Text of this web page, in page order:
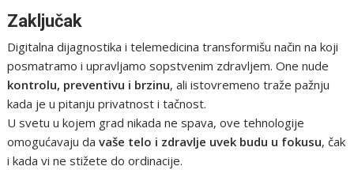
Zaključak
Digitalna dijagnostika i telemedicina transformišu način na koji
posmatramo i upravljamo sopstvenim zdravljem. One nude
kontrolu, preventivu i brzinu, ali istovremeno traže pažnju
kada je u pitanju privatnost i tačnost.
U svetu u kojem grad nikada ne spava, ove tehnologije
omogućavaju davaše telo i zdravlje uvek budu u fokusu, čak
i kada vi ne stižete do ordinacije.